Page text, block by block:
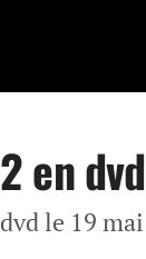
en dvd
le 19 mai